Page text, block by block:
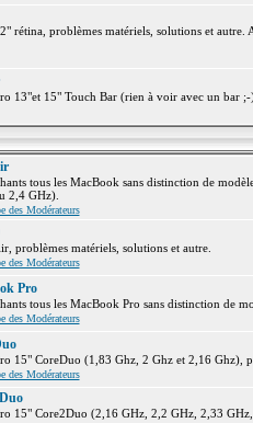
rétina, problèmes matériels, solutions et
13"et 15" Touch Bar (rien à voir avec un bar
tous les MacBook sans distinction de
2,4 GHz).
des Modérateurs
problèmes matériels, solutions et autre.
des Modérateurs
Pro
tous les MacBook Pro sans distinction de
des Modérateurs
15" CoreDuo (1,83 Ghz, 2 Ghz et 2,16 Ghz),
des Modérateurs
15" Core2Duo (2,16 GHz, 2,2 GHz, 2,33